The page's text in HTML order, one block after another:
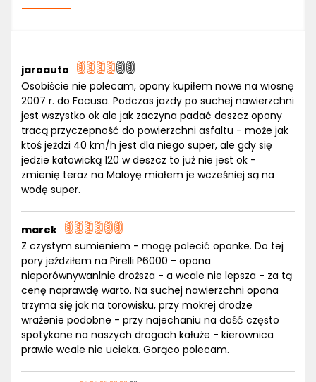
jaroauto
Osobiście nie polecam, opony kupiłem nowe na wiosnę
2007 r. do Focusa. Podczas jazdy po suchej nawierzchni
jest wszystko ok ale jak zaczyna padać deszcz opony
tracą przyczepność do powierzchni asfaltu - może jak
ktoś jeżdzi 40 km/h jest dla niego super, ale gdy się
jedzie katowicką 120 w deszcz to już nie jest ok -
zmienię teraz na Maloyę miałem je wcześniej są na
wodę super.
marek
Z czystym sumieniem - mogę polecić oponke. Do tej
pory jeździłem na Pirelli P6000 - opona
nieporównywanlnie droższa - a wcale nie lepsza - za tą
cenę naprawdę warto. Na suchej nawierzchni opona
trzyma się jak na torowisku, przy mokrej drodze
wrażenie podobne - przy najechaniu na dość często
spotykane na naszych drogach kałuże - kierownica
prawie wcale nie ucieka. Gorąco polecam.